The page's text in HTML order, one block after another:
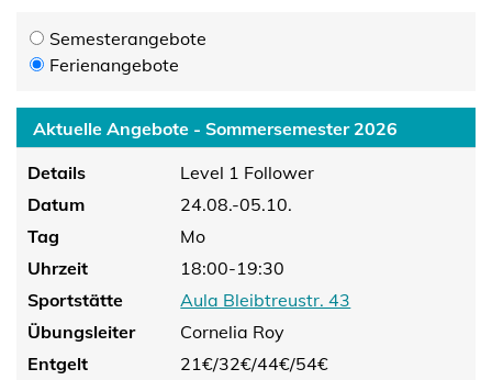
Semesterangebote
Ferienangebote
Aktuelle Angebote - Sommersemester 2026
Details
Level 1 Follower
Datum
24.08.-05.10.
Tag
Mo
Uhrzeit
18:00-19:30
Sportstätte
Aula Bleibtreustr. 43
Übungsleiter
Cornelia Roy
Entgelt
21€/32€/44€/54€